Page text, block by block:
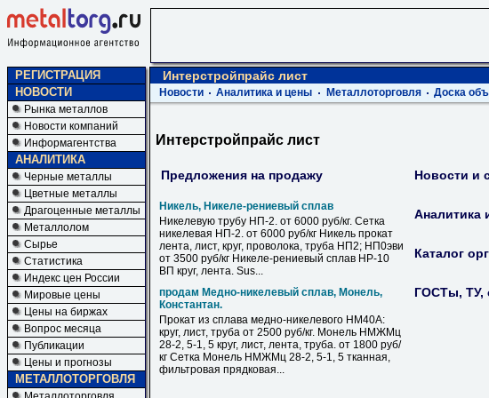
РЕГИСТРАЦИЯ
НОВОСТИ
Рынка металлов
Новости компаний
Информагентства
АНАЛИТИКА
Черные металлы
Цветные металлы
Драгоценные металлы
Металлолом
Сырье
Статистика
Индекс цен России
Мировые цены
Цены на биржах
Вопрос месяца
Публикации
Цены и прогнозы
МЕТАЛЛОТОРГОВЛЯ
Интерстройпрайс лист
Новости Аналитика и цены Металлоторговля Доска
Интерстройпрайс лист
Предложения на продажу
Никель, Никеле-рениевый сплав
Никелевую трубу НП-2. от 6000 руб/кг. Сетка
никелевая НП-2. от 6000 руб/кг Никель прокат
лента, лист, круг, проволока, труба НП2; НП0эви
от 3500 руб/кг Никеле-рениевый сплав НР-10
ВП круг, лента. Sus...
продам Медно-никелевый сплав, Монель,
Константан.
Прокат из сплава медно-никелевого НМ40А:
круг, лист, труба от 2500 руб/кг. Монель НМЖМц
28-2, 5-1, 5 круг, лист, лента, труба. от 1800 руб/
кг Сетка Монель НМЖМц 28-2, 5-1, 5 тканная,
фильтровая прядковая...
Новости и
Аналитика
Каталог
ГОСТы, ТУ,